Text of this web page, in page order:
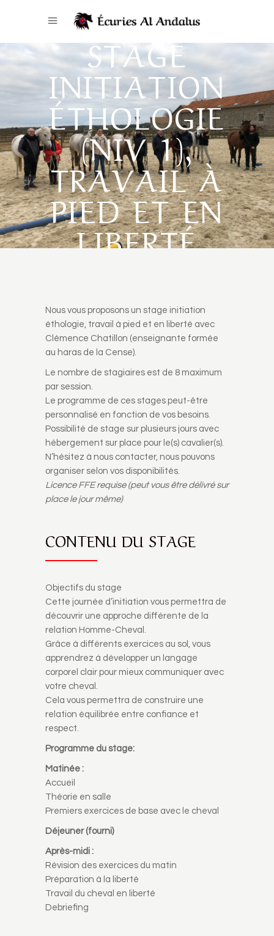
STAGE
INITIATION
ÉTHOLOGIE
(NIV 1),
TRAVAIL À
PIED ET EN
LIBERTÉ
Nous vous proposons un stage initiation
éthologie, travail à pied et en liberté avec
Clémence Chatillon (enseignante formée
au haras de la Cense).
Le nombre de stagiaires est de 8 maximum
par session.
Le programme de ces stages peut-être
personnalisé en fonction de vos besoins.
Possibilité de stage sur plusieurs jours avec
hébergement sur place pour le(s) cavalier(s).
N’hésitez à nous contacter, nous pouvons
organiser selon vos disponibilités.
Licence FFE requise (peut vous être délivré sur
place le jour même)
CONTENU DU STAGE
Objectifs du stage
Cette journée d’initiation vous permettra de
découvrir une approche différente de la
relation Homme-Cheval.
Grâce à différents exercices au sol, vous
apprendrez à développer un langage
corporel clair pour mieux communiquer avec
votre cheval.
Cela vous permettra de construire une
relation équilibrée entre confiance et
respect.
Programme du stage:
Matinée :
Accueil
Théorie en salle
Premiers exercices de base avec le cheval
Déjeuner (fourni)
Après-midi :
Révision des exercices du matin
Préparation à la liberté
Travail du cheval en liberté
Debriefing